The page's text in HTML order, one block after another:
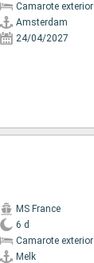
Camarote exterior
Amsterdam
24/04/2027
MS France
6 d
Camarote exterior
Melk